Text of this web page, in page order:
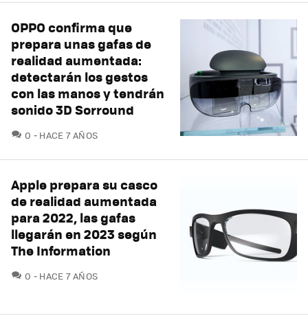
OPPO confirma que
prepara unas gafas de
realidad aumentada:
detectarán los gestos
con las manos y tendrán
sonido 3D Sorround
0 COMENTARIOS
HACE 7 AÑOS
Apple prepara su casco
de realidad aumentada
para 2022, las gafas
llegarán en 2023 según
The Information
0 COMENTARIOS
HACE 7 AÑOS